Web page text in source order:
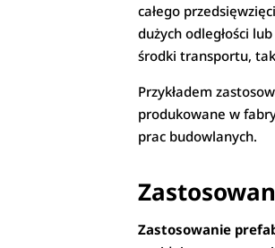
całego
dużych odległości
środki transportu,
Przykładem
produkowane w
prac budowlanych.
Zastosowanie